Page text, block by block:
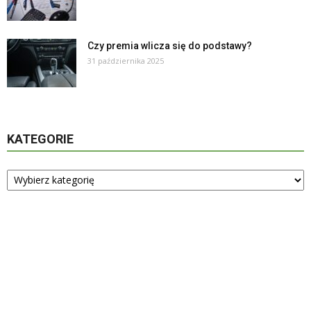
Czy premia wlicza się do podstawy?
31 października 2025
KATEGORIE
Kategorie